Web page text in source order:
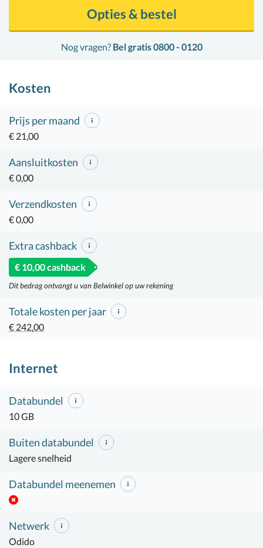
Nog vragen? Bel gratis 0800 - 0120
Opties & bestel
Kosten
Prijs per maand
€ 21,00
Aansluitkosten
€ 0,00
Verzendkosten
€ 0,00
Extra cashback
€ 10,00 cashback
Dit bedrag ontvangt u van Belwinkel op uw rekening
Totale kosten per jaar
€ 242,00
Internet
Databundel
10 GB
Buiten databundel
Lagere snelheid
Databundel meenemen
Netwerk
Odido